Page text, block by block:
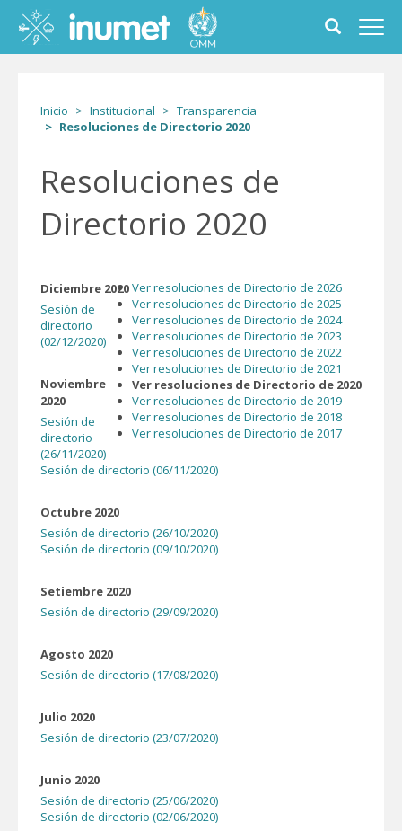
contenido
principal
Toggle
search
form
Inicio Institucional
Transparencia
Resoluciones de Directorio 2020
Resoluciones de
Directorio 2020
Ver resoluciones de Directorio de 2026
Ver resoluciones de Directorio de 2025
Ver resoluciones de Directorio de 2024
Ver resoluciones de Directorio de 2023
Ver resoluciones de Directorio de 2022
Ver resoluciones de Directorio de 2021
Ver resoluciones de Directorio de 2020
Ver resoluciones de Directorio de 2019
Ver resoluciones de Directorio de 2018
Ver resoluciones de Directorio de 2017
Diciembre 2020
Sesión de
directorio
(02/12/2020)
Noviembre
2020
Sesión de
directorio
(26/11/2020)
Sesión de directorio (06/11/2020)
Octubre 2020
Sesión de directorio (26/10/2020)
Sesión de directorio (09/10/2020)
Setiembre 2020
Sesión de directorio (29/09/2020)
Agosto 2020
Sesión de directorio (17/08/2020)
Julio 2020
Sesión de directorio (23/07/2020)
Junio 2020
Sesión de directorio (25/06/2020)
Sesión de directorio (02/06/2020)